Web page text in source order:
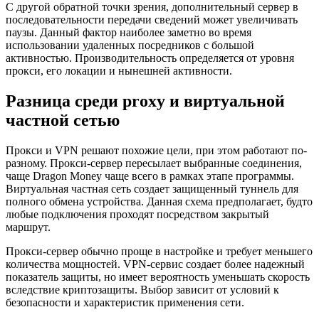
С другой обратной точки зрения, дополнительный сервер в
последовательности передачи сведений может увеличивать
паузы. Данный фактор наиболее заметно во время
использовании удаленных посредников с большой
активностью. Производительность определяется от уровня
прокси, его локации и нынешней активности.
Разница среди proxy и виртуальной
частной сетью
Прокси и VPN решают похожие цели, при этом работают по-
разному. Прокси-сервер пересылает выбранные соединения,
чаще Dragon Money чаще всего в рамках этапе программы.
Виртуальная частная сеть создает защищенный туннель для
полного обмена устройства. Данная схема предполагает, будто
любые подключения проходят посредством закрытый
маршрут.
Прокси-сервер обычно проще в настройке и требует меньшего
количества мощностей. VPN-сервис создает более надежный
показатель защиты, но имеет вероятность уменьшать скорость
вследствие криптозащиты. Выбор зависит от условий к
безопасности и характеристик применения сети.